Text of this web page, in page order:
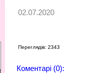
02.07.2020
Переглядів: 2343
Коментарі (0):